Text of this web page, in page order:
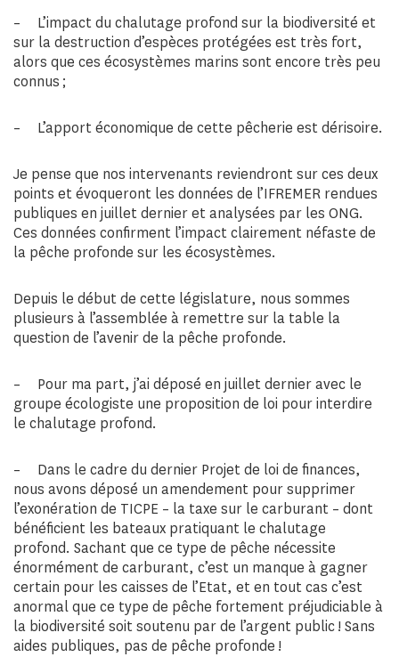
– L’impact du chalutage profond sur la biodiversité et
sur la destruction d’espèces protégées est très fort,
alors que ces écosystèmes marins sont encore très peu
connus ;
– L’apport économique de cette pêcherie est dérisoire.
Je pense que nos intervenants reviendront sur ces deux
points et évoqueront les données de l’IFREMER rendues
publiques en juillet dernier et analysées par les ONG.
Ces données confirment l’impact clairement néfaste de
la pêche profonde sur les écosystèmes.
Depuis le début de cette législature, nous sommes
plusieurs à l’assemblée à remettre sur la table la
question de l’avenir de la pêche profonde.
– Pour ma part, j’ai déposé en juillet dernier avec le
groupe écologiste une proposition de loi pour interdire
le chalutage profond.
– Dans le cadre du dernier Projet de loi de finances,
nous avons déposé un amendement pour supprimer
l’exonération de TICPE – la taxe sur le carburant – dont
bénéficient les bateaux pratiquant le chalutage
profond. Sachant que ce type de pêche nécessite
énormément de carburant, c’est un manque à gagner
certain pour les caisses de l’Etat, et en tout cas c’est
anormal que ce type de pêche fortement préjudiciable à
la biodiversité soit soutenu par de l’argent public ! Sans
aides publiques, pas de pêche profonde !